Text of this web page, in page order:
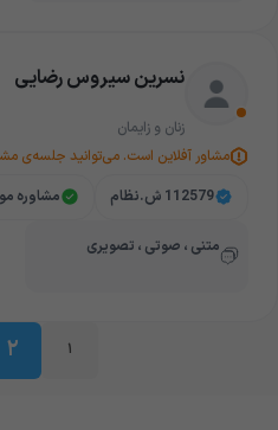
نسرین سیروس رضایی
زنان و زایمان
مشاور آفلاین است. می‌توانید جلسه‌ی
112579 ش.نظام
مشاوره
متنی ، صوتی ، تصویری
۱ ۲